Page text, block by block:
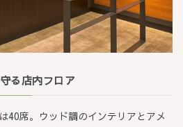
る店内フロア
40席。ウッド調のインテリアとアメ